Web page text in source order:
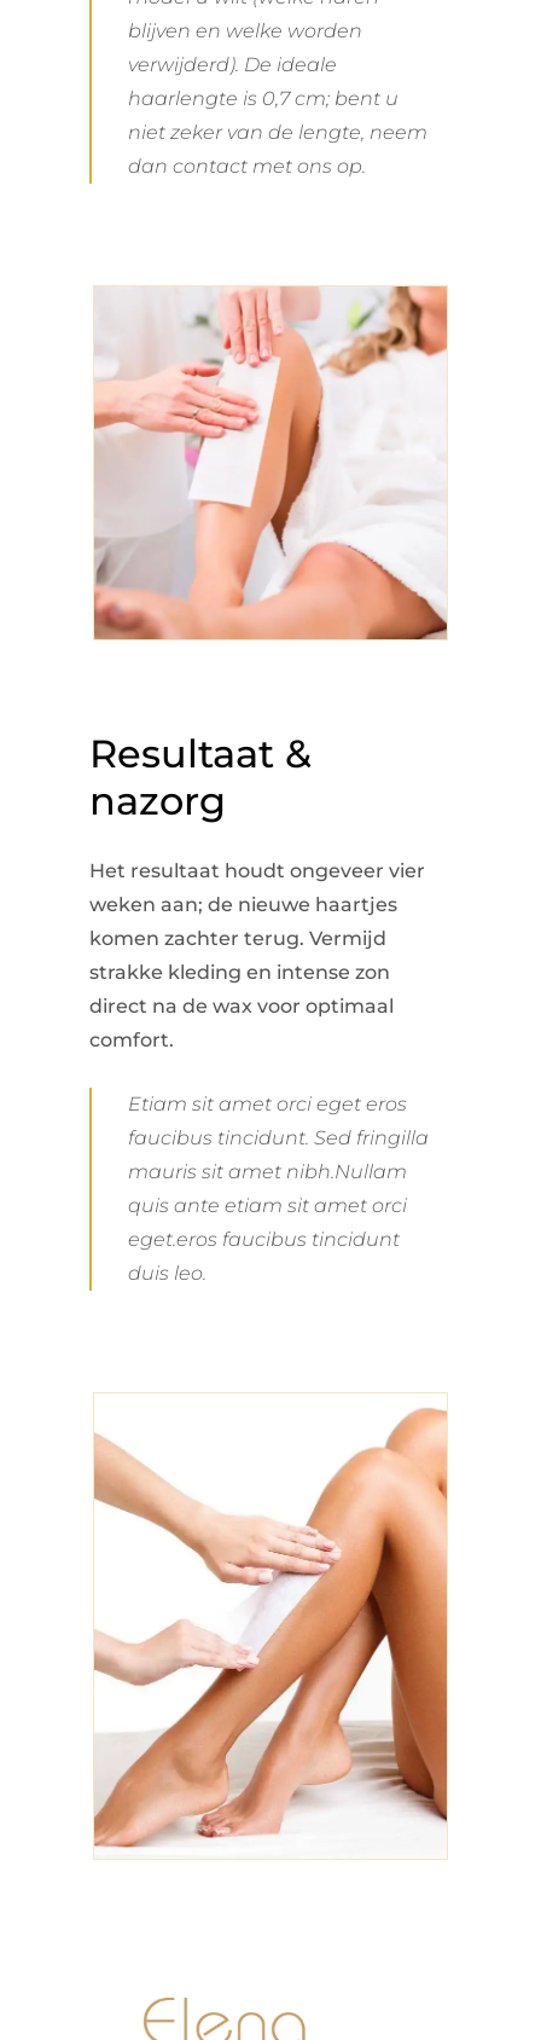
blijven en welke worden
verwijderd). De ideale
haarlengte is 0,7 cm; bent u
niet zeker van de lengte, neem
dan contact met ons op.
Resultaat &
nazorg
Het resultaat houdt ongeveer vier
weken aan; de nieuwe haartjes
komen zachter terug. Vermijd
strakke kleding en intense zon
direct na de wax voor optimaal
comfort.
Etiam sit amet orci eget eros
faucibus tincidunt. Sed fringilla
mauris sit amet nibh.Nullam
quis ante etiam sit amet orci
eget.eros faucibus tincidunt
duis leo.